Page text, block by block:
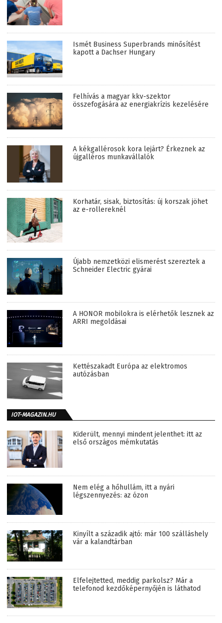
Ismét Business Superbrands minősítést
kapott a Dachser Hungary
Felhívás a magyar kkv-szektor
összefogására az energiakrízis kezelésére
A kékgallérosok kora lejárt? Érkeznek az
újgalléros munkavállalók
Korhatár, sisak, biztosítás: új korszak jöhet
az e-rollereknél
Újabb nemzetközi elismerést szereztek a
Schneider Electric gyárai
A HONOR mobilokra is elérhetők lesznek az
ARRI megoldásai
Kettészakadt Európa az elektromos
autózásban
IOT-MAGAZIN.HU
Kiderült, mennyi mindent jelenthet: itt az
első országos mémkutatás
Nem elég a hőhullám, itt a nyári
légszennyezés: az ózon
Kinyílt a századik ajtó: már 100 szálláshely
vár a kalandtárban
Elfelejtetted, meddig parkolsz? Már a
telefonod kezdőképernyőjén is láthatod